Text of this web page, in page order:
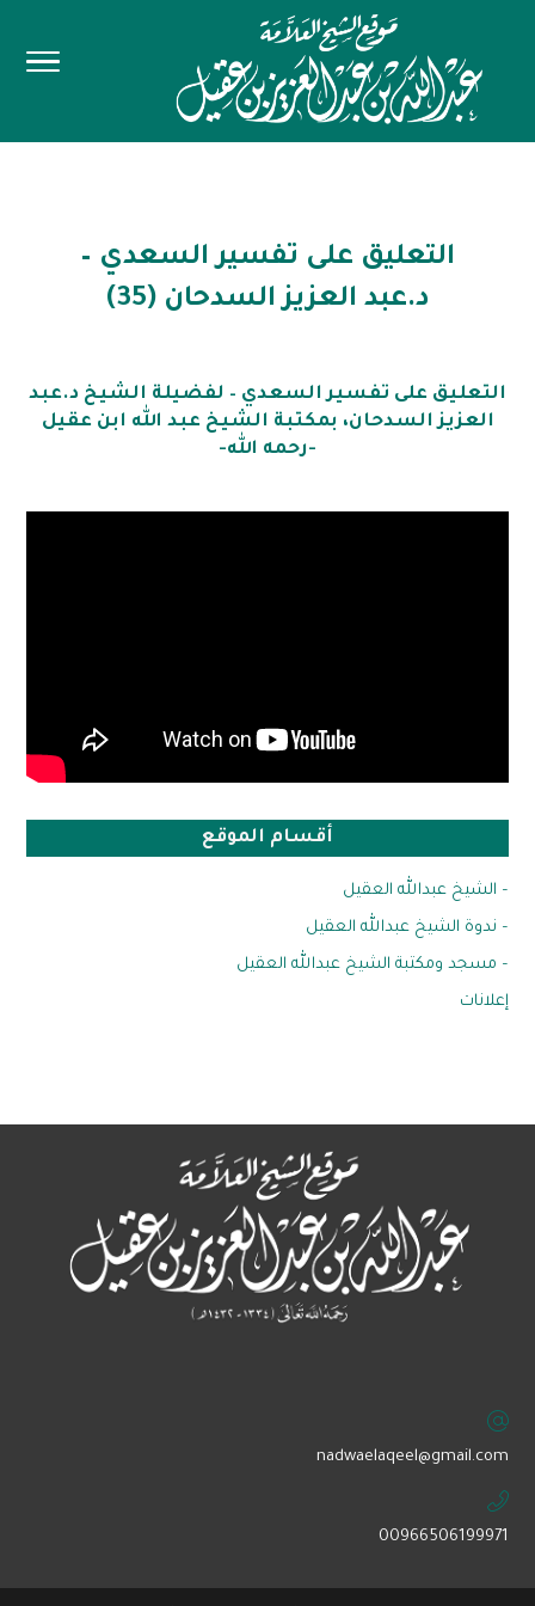
التعليق على تفسير السعدي –
د.عبد العزيز السدحان (35)
التعليق على تفسير السعدي – لفضيلة الشيخ د.عبد
العزيز السدحان، بمكتبة الشيخ عبد الله ابن عقيل
-رحمه الله-
أقسام الموقع
– الشيخ عبدالله العقيل
– ندوة الشيخ عبدالله العقيل
– مسجد ومكتبة الشيخ عبدالله العقيل
إعلانات
‏nadwaelaqeel@gmail.com
00966506199971